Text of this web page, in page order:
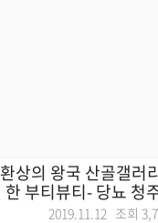
환상의 왕국 산골갤러
한 부티뷰티- 당뇨 청
2019.11.12 조회